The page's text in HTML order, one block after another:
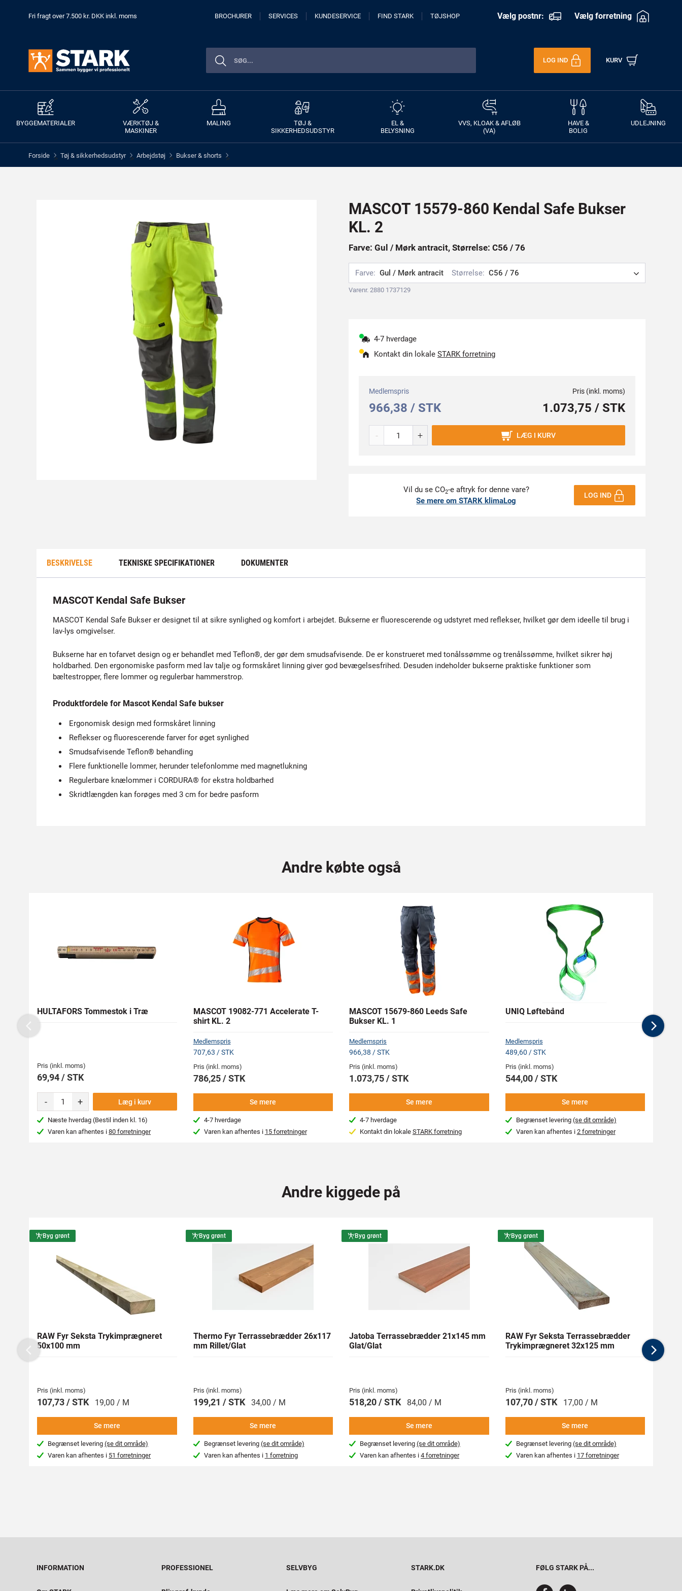
Fri fragt over 7.500 kr. DKK inkl. moms BROCHURER SERVICES KUNDESERVICE FIND STARK TØJSHOP Vælg postnr: Vælg forretning
LOG IND KURV
BYGGEMATERIALER
VÆRKTØJ &
MASKINER
MALING
TØJ &
SIKKERHEDSUDSTYR
EL &
BELYSNING
VVS, KLOAK & AFLØB
(VA)
HAVE &
BOLIG
UDLEJNING
Forside > Tøj & sikkerhedsudstyr > Arbejdstøj > Bukser & shorts >
MASCOT 15579-860 Kendal Safe Bukser
KL. 2
Farve: Gul / Mørk antracit, Størrelse: C56 / 76
Farve: Gul / Mørk antracit Størrelse: C56 / 76
Varenr. 2880 1737129
4-7 hverdage
Kontakt din lokale STARK forretning
Medlemspris
966,38 / STK
Pris (inkl. moms)
1.073,75 / STK
- + LÆG I KURV
Vil du se CO2-e aftryk for denne vare?
Se mere om STARK klimaLog
LOG IND
BESKRIVELSE TEKNISKE SPECIFIKATIONER DOKUMENTER
MASCOT Kendal Safe Bukser
MASCOT Kendal Safe Bukser er designet til at sikre synlighed og komfort i arbejdet. Bukserne er fluorescerende og udstyret med reflekser, hvilket gør dem ideelle til brug i
lav-lys omgivelser.
Bukserne har en tofarvet design og er behandlet med Teflon®, der gør dem smudsafvisende. De er konstrueret med tonålssømme og trenålssømme, hvilket sikrer høj
holdbarhed. Den ergonomiske pasform med lav talje og formskåret linning giver god bevægelsesfrihed. Desuden indeholder bukserne praktiske funktioner som
bæltestropper, flere lommer og regulerbar hammerstrop.
Produktfordele for Mascot Kendal Safe bukser
Ergonomisk design med formskåret linning
Reflekser og fluorescerende farver for øget synlighed
Smudsafvisende Teflon® behandling
Flere funktionelle lommer, herunder telefonlomme med magnetlukning
Regulerbare knælommer i CORDURA® for ekstra holdbarhed
Skridtlængden kan forøges med 3 cm for bedre pasform
Andre købte også
HULTAFORS Tommestok i Træ
Pris (inkl. moms)
69,94 / STK
- + Læg i kurv
Næste hverdag (Bestil inden kl. 16)
Varen kan afhentes i80 forretninger
MASCOT 19082-771 Accelerate T-
shirt KL. 2
Medlemspris
707,63 / STK
Pris (inkl. moms)
786,25 / STK
Se mere
4-7 hverdage
Varen kan afhentes i 15 forretninger
MASCOT 15679-860 Leeds Safe
Bukser KL. 1
Medlemspris
966,38 / STK
Pris (inkl. moms)
1.073,75 / STK
Se mere
4-7 hverdage
Kontakt din lokale STARK forretning
UNIQ Løftebånd
Medlemspris
489,60 / STK
Pris (inkl. moms)
544,00 / STK
Se mere
Begrænset levering (se dit område)
Varen kan afhentes i 2 forretninger
Previous
Andre kiggede på
Byg grønt
RAW Fyr Seksta Trykimprægneret
50x100 mm
Pris (inkl. moms)
107,73 / STK 19,00 / M
Se mere
Begrænset levering(se dit område)
Varen kan afhentes i 51 forretninger
Byg grønt
Thermo Fyr Terrassebrædder 26x117
mm Rillet/Glat
Pris (inkl. moms)
199,21 / STK 34,00 / M
Se mere
Begrænset levering (se dit område)
Varen kan afhentes i 1 forretning
Byg grønt
Jatoba Terrassebrædder 21x145 mm
Glat/Glat
Pris (inkl. moms)
518,20 / STK 84,00 / M
Se mere
Begrænset levering(se dit område)
Varen kan afhentes i4 forretninger
Byg grønt
RAW Fyr Seksta Terrassebrædder
Trykimprægneret 32x125 mm
Pris (inkl. moms)
107,70 / STK 17,00 / M
Se mere
Begrænset levering (se dit område)
Varen kan afhentes i 17 forretninger
mm
Previous
INFORMATION PROFESSIONEL SELVBYG STARK.DK FØLG STARK PÅ...